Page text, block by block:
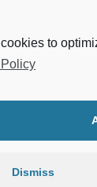
to
Dismiss